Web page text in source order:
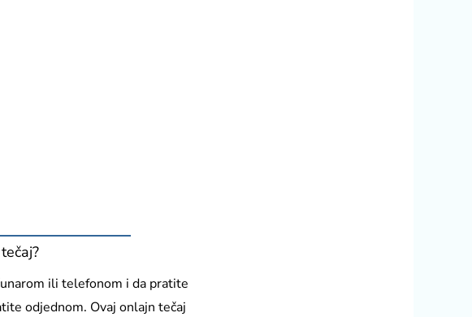
ili telefonom i da pratite
odjednom. Ovaj onlajn tečaj